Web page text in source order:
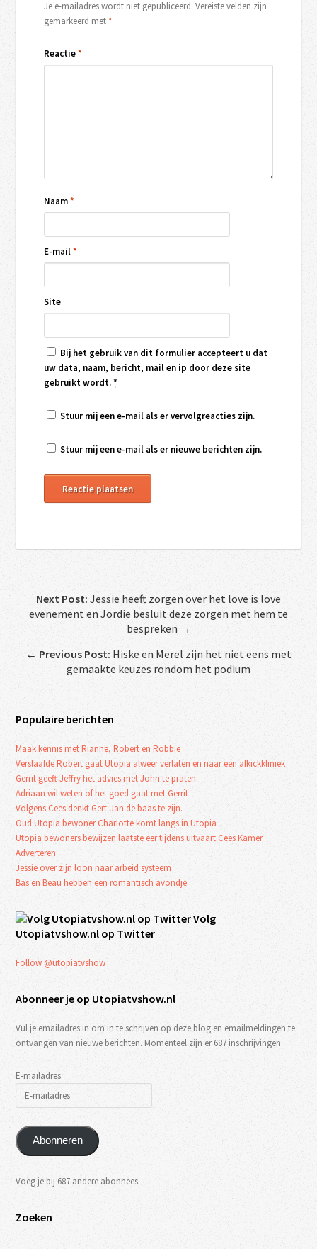
Je e-mailadres wordt niet gepubliceerd. Vereiste velden zijn
gemarkeerd met*
Reactie*
Naam*
E-mail*
Site
Bij het gebruik van dit formulier accepteert u dat
uw data, naam, bericht, mail en ip door deze site
gebruikt wordt.*
Stuur mij een e-mail als er vervolgreacties zijn.
Stuur mij een e-mail als er nieuwe berichten zijn.
Next Post: Jessie heeft zorgen over het love is love
evenement en Jordie besluit deze zorgen met hem te
bespreken →
← Previous Post: Hiske en Merel zijn het niet eens met
gemaakte keuzes rondom het podium
Populaire berichten
Maak kennis met Rianne, Robert en Robbie
Verslaafde Robert gaat Utopia alweer verlaten en naar een afkickkliniek
Gerrit geeft Jeffry het advies met John te praten
Adriaan wil weten of het goed gaat met Gerrit
Volgens Cees denkt Gert-Jan de baas te zijn.
Oud Utopia bewoner Charlotte komt langs in Utopia
Utopia bewoners bewijzen laatste eer tijdens uitvaart Cees Kamer
Adverteren
Jessie over zijn loon naar arbeid systeem
Bas en Beau hebben een romantisch avondje
Volg
Utopiatvshow.nl op Twitter
Follow @utopiatvshow
Abonneer je op Utopiatvshow.nl
Vul je emailadres in om in te schrijven op deze blog en emailmeldingen te
ontvangen van nieuwe berichten. Momenteel zijn er 687 inschrijvingen.
E-mailadres
Abonneren
Voeg je bij 687 andere abonnees
Zoeken